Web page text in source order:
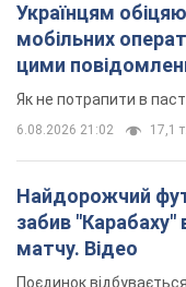
Українцям
мобільних
цими
Як не потрапити в
6.08.2026 21:02 17,1 т.
Найдорожчий
забив "Карабаху"
матчу. Відео
Поєдинок